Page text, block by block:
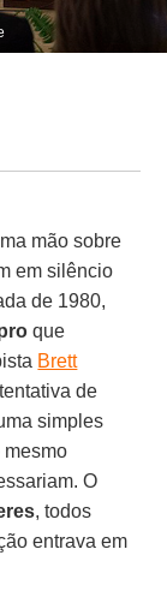
mão sobre
em silêncio
de 1980,
que
Brett
de
simples
mesmo
O
, todos
entrava em